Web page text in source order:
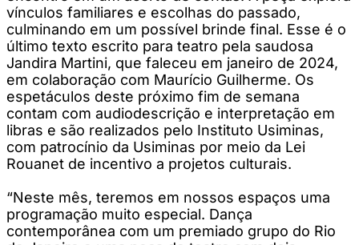
vínculos familiares e escolhas do passado,
culminando em um possível brinde final. Esse é o
último texto escrito para teatro pela saudosa
Jandira Martini, que faleceu em janeiro de 2024,
em colaboração com Maurício Guilherme. Os
espetáculos deste próximo fim de semana
contam com audiodescrição e interpretação em
libras e são realizados pelo Instituto Usiminas,
com patrocínio da Usiminas por meio da Lei
Rouanet de incentivo a projetos culturais.
“Neste mês, teremos em nossos espaços uma
programação muito especial. Dança
contemporânea com um premiado grupo do Rio